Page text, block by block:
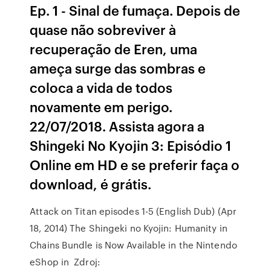
Ep. 1 - Sinal de fumaça. Depois de
quase não sobreviver à
recuperação de Eren, uma
ameça surge das sombras e
coloca a vida de todos
novamente em perigo.
22/07/2018. Assista agora a
Shingeki No Kyojin 3: Episódio 1
Online em HD e se preferir faça o
download, é grátis.
Attack on Titan episodes 1-5 (English Dub) (Apr
18, 2014) The Shingeki no Kyojin: Humanity in
Chains Bundle is Now Available in the Nintendo
eShop in Zdroj: